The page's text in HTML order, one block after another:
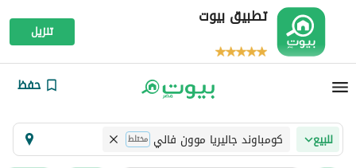
تطبيق بيوت
تنزيل
حفظ
للبيع كومباوند جاليريا موون فالي مختلط